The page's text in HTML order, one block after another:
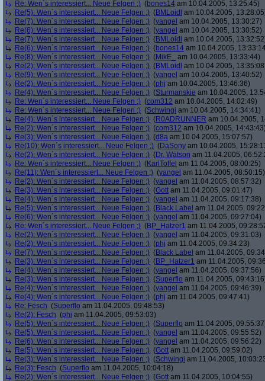
Re: Wen´s interessiert... Neue Felgen ;) (bones14 am 10.04.2005, 13:25:45)
Re(5): Wen´s interessiert... Neue Felgen ;) (BMLoidl am 10.04.2005,
Re(7): Wen´s interessiert... Neue Felgen ;) (yangel am 10.04.2005, 13:30:27)
Re(6): Wen´s interessiert... Neue Felgen ;) (yangel am 10.04.2005, 13:30:52)
Re(7): Wen´s interessiert... Neue Felgen ;) (BMLoidl am 10.04.2005,
Re(6): Wen´s interessiert... Neue Felgen ;) (bones14 am 10.04.2005,
Re(8): Wen´s interessiert... Neue Felgen ;) (MikE_
am 10.04.2005, 13:33:44)
Re(2): Wen´s interessiert... Neue Felgen ;) (BMLoidl am 10.04.2005,
Re(9): Wen´s interessiert... Neue Felgen ;) (yangel am 10.04.2005, 13:40:52)
Re(2): Wen´s interessiert... Neue Felgen ;) (phj am 10.04.2005, 13:46:36)
Re(4): Wen´s interessiert... Neue Felgen ;) (Sturmanskie am 10.04.2005,
Re: Wen´s interessiert... Neue Felgen ;) (com312 am 10.04.2005, 14:02:49)
Re: Wen´s interessiert... Neue Felgen ;) (Schwingi am 10.04.2005, 14:34:41)
Re(4): Wen´s interessiert... Neue Felgen ;) (R0ADRUNNER am 10.04.2005,
Re(2): Wen´s interessiert... Neue Felgen ;) (com312 am 10.04.2005,
Re(3): Wen´s interessiert... Neue Felgen ;) (d8a am 10.04.2005, 15:07:57)
Re(10): Wen´s interessiert... Neue Felgen ;) (DaSony am 10.04.2005,
Re(2): Wen´s interessiert... Neue Felgen ;) (Dr. Watson am 11.04.2005,
Re: Wen´s interessiert... Neue Felgen ;) (KarlToffel am 11.04.2005, 08:00:25)
Re(11): Wen´s interessiert... Neue Felgen ;) (yangel am 11.04.2005, 08:50:15)
Re(2): Wen´s interessiert... Neue Felgen ;) (yangel am 11.04.2005, 08:57:32)
Re(3): Wen´s interessiert... Neue Felgen ;) (Gott am 11.04.2005, 09:01:47)
Re(4): Wen´s interessiert... Neue Felgen ;) (yangel am 11.04.2005, 09:17:38)
Re(5): Wen´s interessiert... Neue Felgen ;) (Black Label am 11.04.2005,
Re(6): Wen´s interessiert... Neue Felgen ;) (yangel am 11.04.2005, 09:27:04)
Re: Wen´s interessiert... Neue Felgen ;) (BP_Hatzer1 am 11.04.2005,
Re(2): Wen´s interessiert... Neue Felgen ;) (yangel am 11.04.2005, 09:31:03)
Re(2): Wen´s interessiert... Neue Felgen ;) (phj am 11.04.2005, 09:34:23)
Re(7): Wen´s interessiert... Neue Felgen ;) (Black Label am 11.04.2005,
Re(3): Wen´s interessiert... Neue Felgen ;) (BP_Hatzer1 am 11.04.2005,
Re(4): Wen´s interessiert... Neue Felgen ;) (yangel am 11.04.2005, 09:37:56)
Re(3): Wen´s interessiert... Neue Felgen ;) (Superflo am 11.04.2005,
Re(4): Wen´s interessiert... Neue Felgen ;) (yangel am 11.04.2005, 09:46:39)
Re(4): Wen´s interessiert... Neue Felgen ;) (phj am 11.04.2005, 09:47:41)
Re: Fesch (Superflo am 11.04.2005, 09:48:53)
Re(2): Fesch (phj am 11.04.2005, 09:53:03)
Re(5): Wen´s interessiert... Neue Felgen ;) (Superflo am 11.04.2005,
Re(5): Wen´s interessiert... Neue Felgen ;) (yangel am 11.04.2005, 09:55:52)
Re(6): Wen´s interessiert... Neue Felgen ;) (yangel am 11.04.2005, 09:56:22)
Re(5): Wen´s interessiert... Neue Felgen ;) (Gott am 11.04.2005, 09:59:02)
Re(3): Wen´s interessiert... Neue Felgen ;) (Schwingi am 11.04.2005,
Re(3): Fesch (Superflo am 11.04.2005, 10:04:18)
Re(2): Wen´s interessiert... Neue Felgen ;) (Gott am 11.04.2005, 10:04:55)